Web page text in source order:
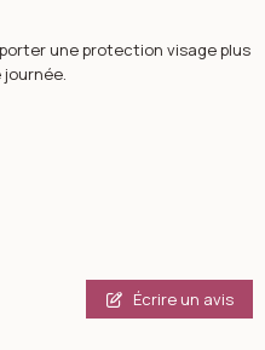
une protection visage plus
Écrire un avis